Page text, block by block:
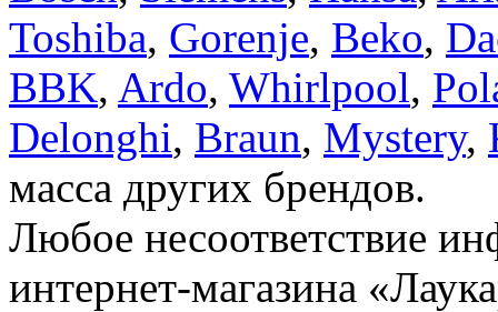
Toshiba, Gorenje, Beko,
BBK, Ardo, Whirlpool,
Delonghi, Braun, Mystery,
масса других брендов.
Любое несоответствие
интернет-магазина